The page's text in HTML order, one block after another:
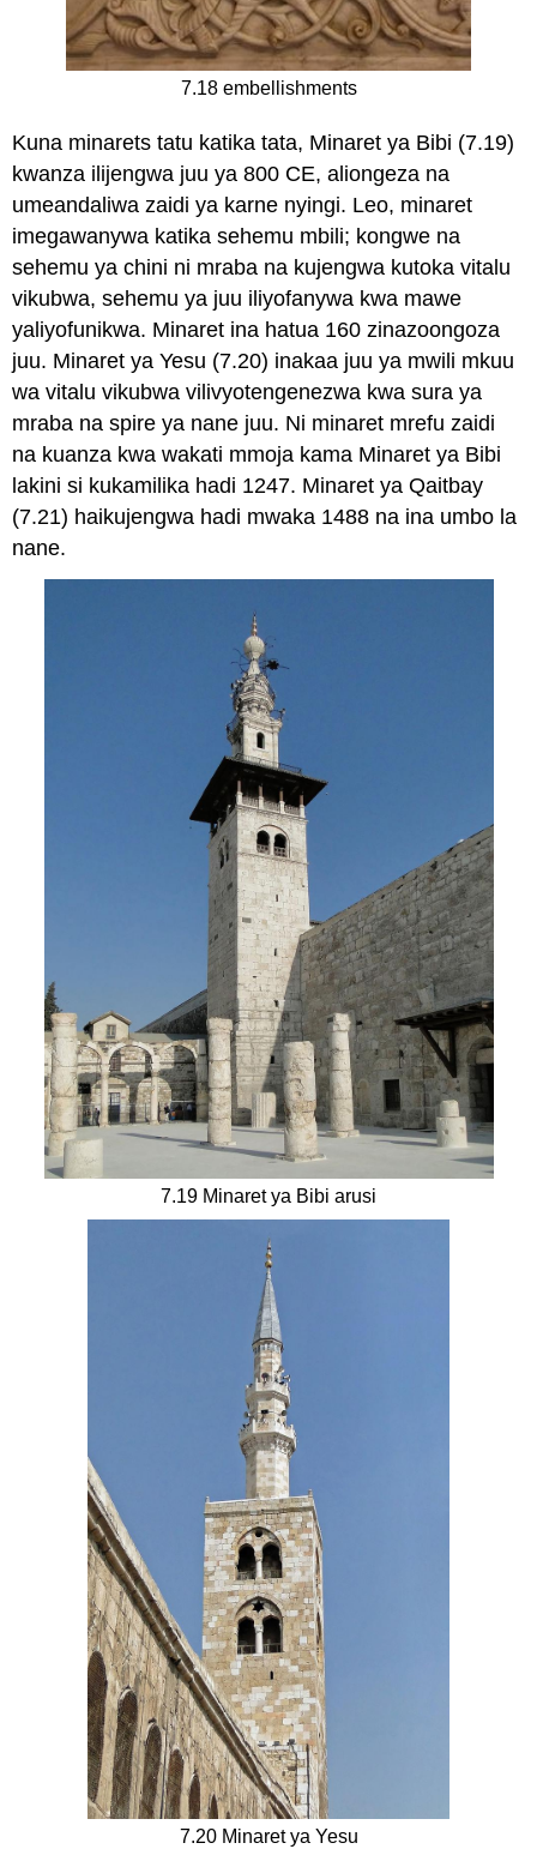
7.18 embellishments
Kuna minarets tatu katika tata, Minaret ya Bibi (7.19)
kwanza ilijengwa juu ya 800 CE, aliongeza na
umeandaliwa zaidi ya karne nyingi. Leo, minaret
imegawanywa katika sehemu mbili; kongwe na
sehemu ya chini ni mraba na kujengwa kutoka vitalu
vikubwa, sehemu ya juu iliyofanywa kwa mawe
yaliyofunikwa. Minaret ina hatua 160 zinazoongoza
juu. Minaret ya Yesu (7.20) inakaa juu ya mwili mkuu
wa vitalu vikubwa vilivyotengenezwa kwa sura ya
mraba na spire ya nane juu. Ni minaret mrefu zaidi
na kuanza kwa wakati mmoja kama Minaret ya Bibi
lakini si kukamilika hadi 1247. Minaret ya Qaitbay
(7.21) haikujengwa hadi mwaka 1488 na ina umbo la
nane.
7.19 Minaret ya Bibi arusi
7.20 Minaret ya Yesu